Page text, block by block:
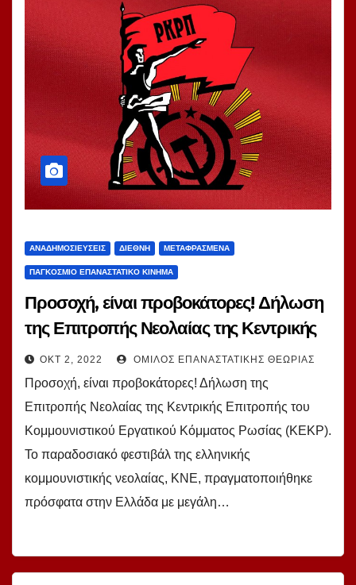
ΑΝΑΔΗΜΟΣΙΕΎΣΕΙΣ ΔΙΕΘΝΉ ΜΕΤΑΦΡΑΣΜΈΝΑ
ΠΑΓΚΌΣΜΙΟ ΕΠΑΝΑΣΤΑΤΙΚΌ ΚΊΝΗΜΑ
Προσοχή, είναι προβοκάτορες! Δήλωση
της Επιτροπής Νεολαίας της Κεντρικής
Επιτροπής του Κομμουνιστικού
Εργατικού Κόμματος Ρωσίας (ΚΕΚΡ)
ΟΚΤ 2, 2022 ΌΜΙΛΟΣ ΕΠΑΝΑΣΤΑΤΙΚΉΣ ΘΕΩΡΊΑΣ
Προσοχή, είναι προβοκάτορες! Δήλωση της
Επιτροπής Νεολαίας της Κεντρικής Επιτροπής του
Κομμουνιστικού Εργατικού Κόμματος Ρωσίας (ΚΕΚΡ).
Το παραδοσιακό φεστιβάλ της ελληνικής
κομμουνιστικής νεολαίας, ΚΝΕ, πραγματοποιήθηκε
πρόσφατα στην Ελλάδα με μεγάλη…